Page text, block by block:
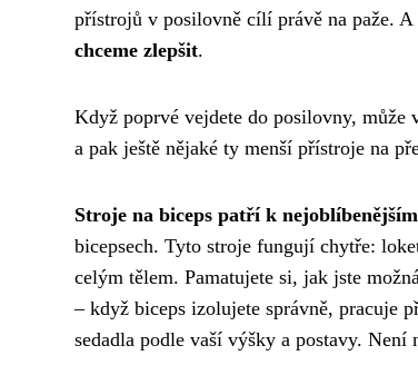
přístrojů v posilovně cílí právě na paže.
chceme zlepšit.
Když poprvé vejdete do posilovny, může
a pak ještě nějaké ty menší přístroje na
Stroje na biceps patří k nejoblíbenějším
bicepsech. Tyto stroje fungují chytře:
celým tělem. Pamatujete si, jak jste
– když biceps izolujete správně, pracuje
sedadla podle vaší výšky a postavy.